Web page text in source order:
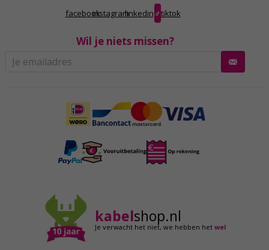
facebookinstagramlinkedin tiktok
Wil je niets missen?
kabelshop.nl
Je verwacht het niet,we hebben hetwel